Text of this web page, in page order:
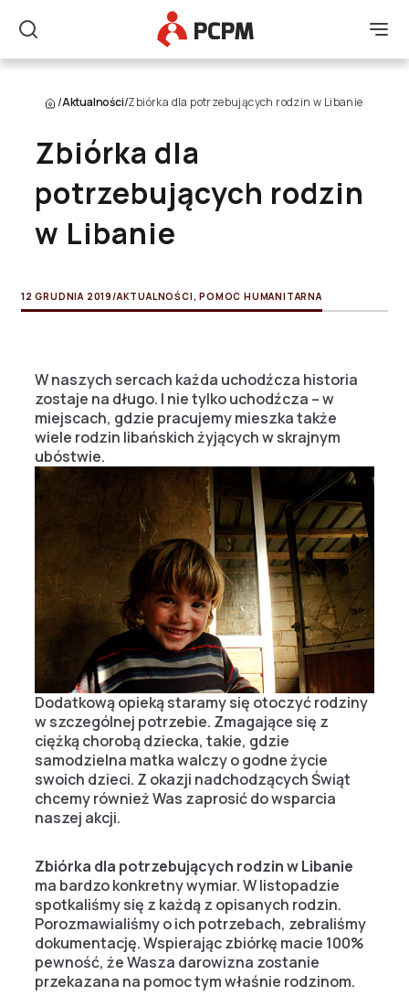
Szukaj
Główne Logo
/Aktualności/Zbiórka dla potrzebujących rodzin w Libanie
Zbiórka dla
potrzebujących rodzin
w Libanie
12 GRUDNIA 2019 /AKTUALNOŚCI ,POMOC HUMANITARNA
W naszych sercach każda uchodźcza historia
zostaje na długo. I nie tylko uchodźcza – w
miejscach, gdzie pracujemy mieszka także
wiele rodzin libańskich żyjących w skrajnym
ubóstwie.
Dodatkową opieką staramy się otoczyć rodziny
w szczególnej potrzebie. Zmagające się z
ciężką chorobą dziecka, takie, gdzie
samodzielna matka walczy o godne życie
swoich dzieci. Z okazji nadchodzących Świąt
chcemy również Was zaprosić do wsparcia
naszej akcji.
Zbiórka dla potrzebujących rodzin w Libanie
ma bardzo konkretny wymiar. W listopadzie
spotkaliśmy się z każdą z opisanych rodzin.
Porozmawialiśmy o ich potrzebach, zebraliśmy
dokumentację. Wspierając zbiórkę macie 100%
pewność, że Wasza darowizna zostanie
przekazana na pomoc tym właśnie rodzinom.